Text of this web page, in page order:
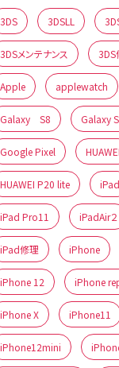
3DS 3DSLL
3DSメンテナンス 3DS
Apple applewatch
Galaxy S8 Galaxy
Google Pixel HUAWEI
HUAWEI P20 lite iPad
iPad Pro11 iPadAir２
iPad修理 iPhone
iPhone 12 iPhone
iPhone X iPhone11
iPhone12mini